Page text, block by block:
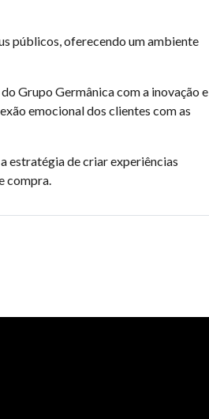
públicos, oferecendo um ambiente
Grupo Germânica com a inovação e
emocional dos clientes com as
estratégia de criar experiências
compra.